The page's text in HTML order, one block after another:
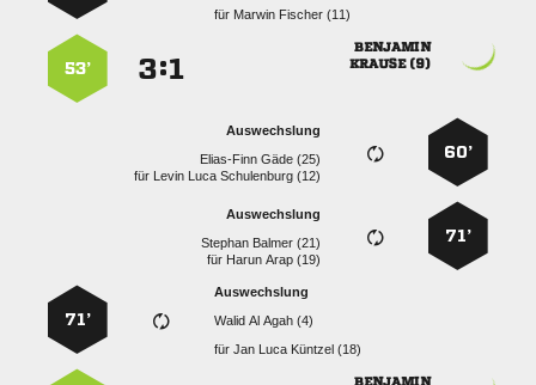
für   

 
:
53’
60’
Auswechslung
  
für    
71’
Auswechslung
  
für   
Auswechslung
   
für   
71’
